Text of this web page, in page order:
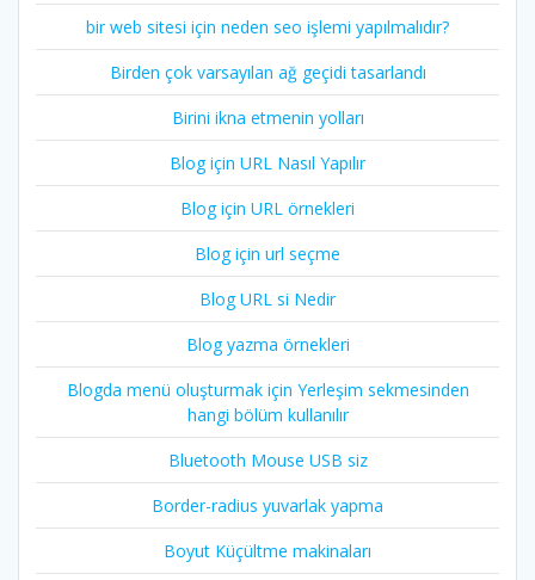
bir web sitesi için neden seo işlemi yapılmalıdır?
Birden çok varsayılan ağ geçidi tasarlandı
Birini ikna etmenin yolları
Blog için URL Nasıl Yapılır
Blog için URL örnekleri
Blog için url seçme
Blog URL si Nedir
Blog yazma örnekleri
Blogda menü oluşturmak için Yerleşim sekmesinden
hangi bölüm kullanılır
Bluetooth Mouse USB siz
Border-radius yuvarlak yapma
Boyut Küçültme makinaları